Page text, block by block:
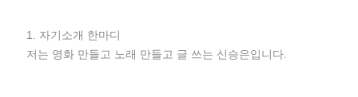
1. 자기소개 한마디
저는 영화 만들고 노래 만들고 글 쓰는 신승은입니다.